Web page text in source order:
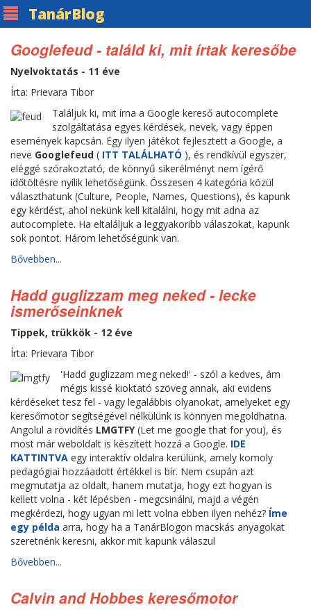
TanárBlog
Googlefeud - találd ki, mit írtak keresőbe
Nyelvoktatás - 11 éve
Írta: Prievara Tibor
Találjuk ki, mit írna a Google kereső autocomplete
szolgáltatása egyes kérdések, nevek, vagy éppen
események kapcsán. Egy ilyen játékot fejlesztett a Google, a
neve Googlefeud ( ITT TALÁLHATÓ ), és rendkívül egyszer,
eléggé szórakoztató, de könnyű sikerélményt nem ígérő
időtöltésre nyílik lehetőségünk. Összesen 4 kategória közül
választhatunk (Culture, People, Names, Questions), és kapunk
egy kérdést, ahol nekünk kell kitalálni, hogy mit adna az
autocomplete. Ha eltaláljuk a leggyakoribb válaszokat, kapunk
sok pontot. Három lehetőségünk van.
Bővebben...
Hadd guglizzam meg neked - lecke
ismerőseinknek
Tippek, trükkök - 12 éve
Írta: Prievara Tibor
'Hadd guglizzam meg neked!' - szól a kedves, ám
mégis kissé kioktató szöveg annak, aki evidens
kérdéseket tesz fel - vagy legalábbis olyanokat, amelyeket egy
keresőmotor segítségével nélkülünk is könnyen megoldhatna.
Angolul a rövidítés LMGTFY(Let me google that for you), és
most már weboldalt is készített hozzá a Google. IDE
KATTINTVA egy interaktív oldalra kerülünk, amely komoly
pedagógiai hozzáadott értékkel is bír. Nem csupán azt
megmutatja az oldalt, hanem mutatja, hogy ezt hogyan is
kellett volna - két lépésben - megcsinálni, majd a végén
megkérdezi, hogy ugyan mi lett volna ebben ilyen nehéz? Íme
egy példa arra, hogy ha a TanárBlogon macskás anyagokat
szeretnénk keresni, akkor mit kapunk válaszul
Bővebben...
Calvin and Hobbes keresőmotor